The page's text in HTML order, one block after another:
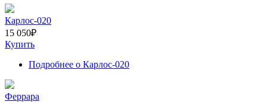
Карлос-020
15 050₽
Купить
Подробнее о Карлос-020
Феррара